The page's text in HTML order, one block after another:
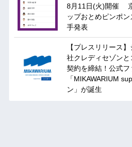
8月11日(火)開催
ップおとめピンポ
手発表
【プレスリリース
社クレディセゾン
契約を締結！公式フ
「MIKAWARIUM
ン」が誕生